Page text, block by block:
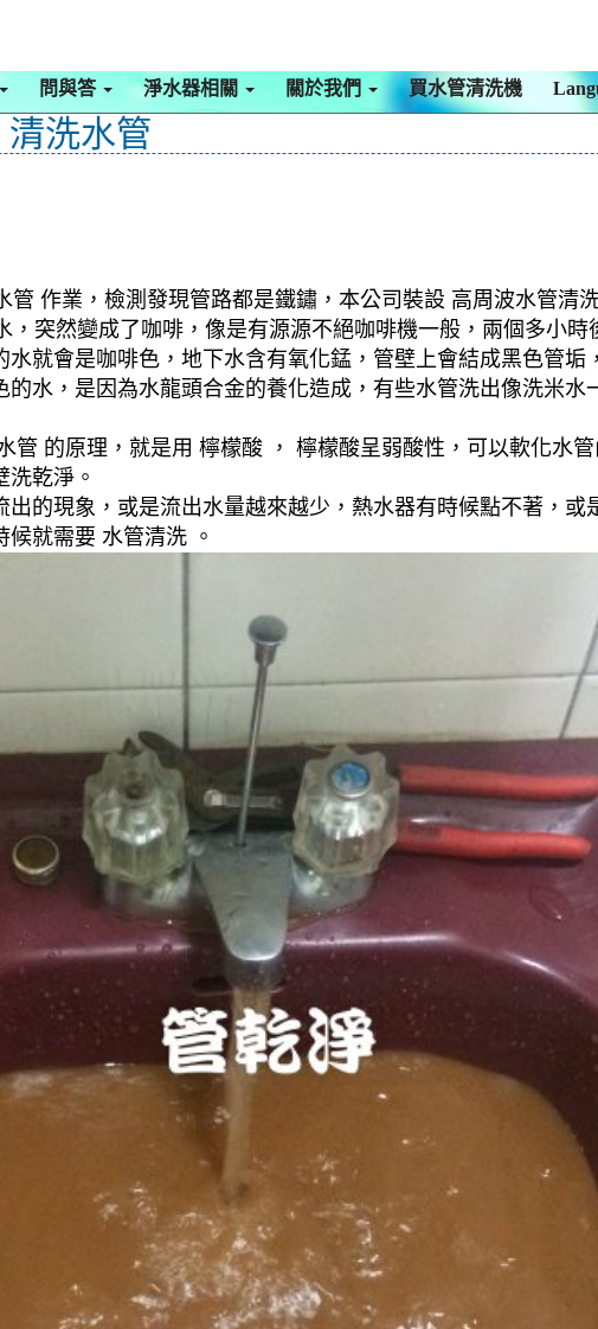
問與答 淨水器相關 關於我們 買水管清洗機
洗水管
作業，檢測發現管路都是鐵鏽，本公司裝設 高周波水管清
突然變成了咖啡，像是有源源不絕咖啡機一般，兩個多小時
就會是咖啡色，地下水含有氧化錳，管壁上會結成黑色管
水，是因為水龍頭合金的養化造成，有些水管洗出像洗米水
的原理，就是用 檸檬酸 ， 檸檬酸呈弱酸性，可以軟化水
乾淨。
的現象，或是流出水量越來越少，熱水器有時候點不著，
就需要 水管清洗 。